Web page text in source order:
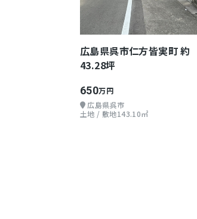
広島県呉市仁方皆実町 約
43.28坪
650万円
広島県呉市
土地 / 敷地143.10㎡